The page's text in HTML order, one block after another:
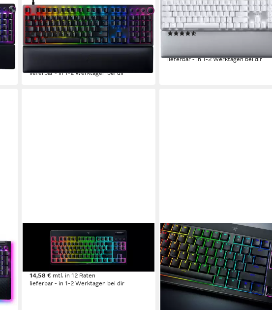
RAZER
Huntsman V2 - Optical Sound Switch
Tastatur
(5)
ab 189,19 € UVP199,99 €
mtl. in 12 Raten
lieferbar - in 1-2 Werktagen bei dir
RAZER
Pro Type Ultra ergonomische
Tastatur
(3)
lieferbar - in 1-2 Werktagen bei dir
BlackWidow V4 Low Profile TKL
HyperSpeed Gaming-Tastatur
14,58 € mtl. in 12 Raten
lieferbar - in 1-2 Werktagen bei dir
RAZER
BlackWidow V4 Low Profile
HyperSpeed Gaming-Tastatur
ab 184,73 €
16,87 €mtl. in 12 Raten
lieferbar - in 1-2 Werktagen bei dir